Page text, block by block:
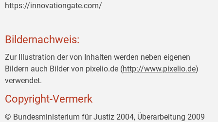
https://innovationgate.com/
Bildernachweis:
Zur Illustration der von Inhalten werden neben eigenen
Bildern auch Bilder von pixelio.de (http://www.pixelio.de)
verwendet.
Copyright-Vermerk
© Bundesministerium für Justiz 2004, Überarbeitung 2009